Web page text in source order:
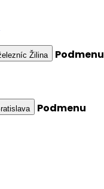
Žilina
Podmenu
Podmenu